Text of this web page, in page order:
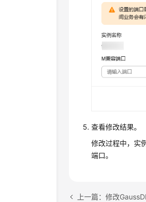
查看修改结果。
修改过程中，实
端口。
上一篇：修改